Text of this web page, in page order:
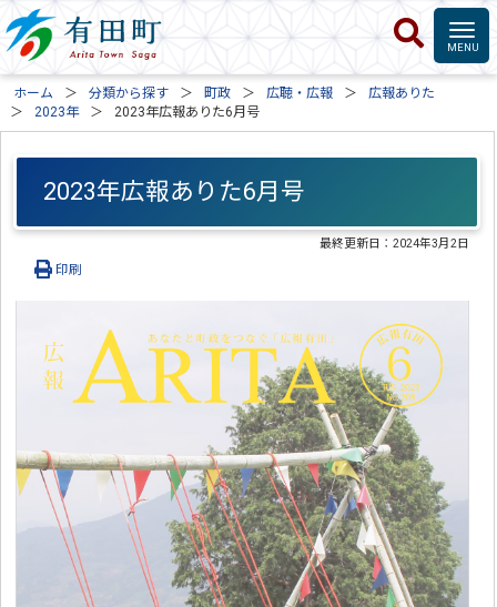
ホーム 分類から探す 町政 広聴・広報
広報ありた
2023年
2023年広報ありた6月号
2023年広報ありた6月号
最終更新日：2024年3月2日
印刷